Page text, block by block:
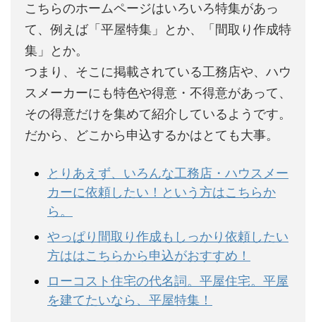
こちらのホームページはいろいろ特集があっ
て、例えば「平屋特集」とか、「間取り作成特
集」とか。
つまり、そこに掲載されている工務店や、ハウ
スメーカーにも特色や得意・不得意があって、
その得意だけを集めて紹介しているようです。
だから、どこから申込するかはとても大事。
とりあえず、いろんな工務店・ハウスメー
カーに依頼したい！という方はこちらか
ら。
やっぱり間取り作成もしっかり依頼したい
方ははこちらから申込がおすすめ！
ローコスト住宅の代名詞。平屋住宅。平屋
を建てたいなら、平屋特集！